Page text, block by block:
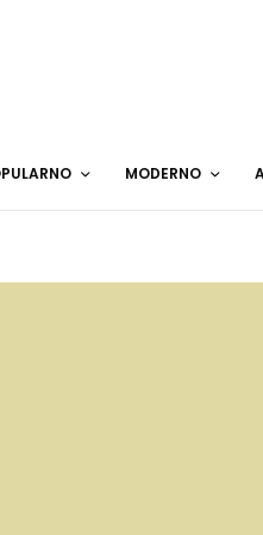
MODERNO